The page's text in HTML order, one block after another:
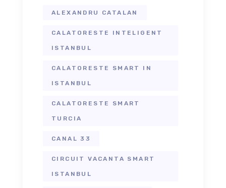
ALEXANDRU CATALAN
CALATORESTE INTELIGENT
ISTANBUL
CALATORESTE SMART IN
ISTANBUL
CALATORESTE SMART
TURCIA
CANAL 33
CIRCUIT VACANTA SMART
ISTANBUL